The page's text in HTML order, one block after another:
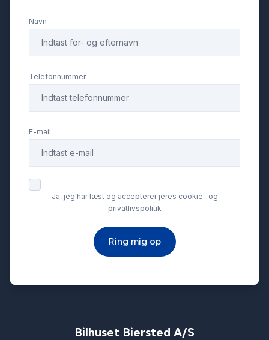
Kørecomputer
Læderrat
Musikstreaming via bluetooth
Navigation
Parkeringssensor bagved
Splitbagsæder
Navn
Telefonnummer
E-mail
Ja, jeg har læst og accepterer jeres cookie- og
privatlivspolitik
Ring mig op
Bilhuset Biersted A/S